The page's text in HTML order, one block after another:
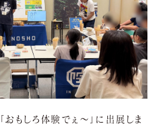
もしろ体験でぇ～」に出展しま